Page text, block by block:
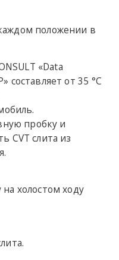
положении в
«Data
составляет от 35 °C
пробку и
CVT слита из
холостом ходу